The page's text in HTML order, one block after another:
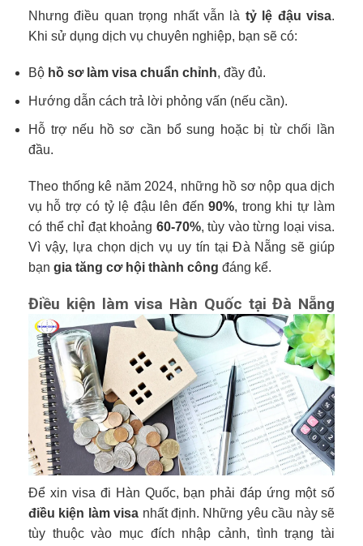
Nhưng điều quan trọng nhất vẫn là tỷ lệ đậu visa.
Khi sử dụng dịch vụ chuyên nghiệp, bạn sẽ có:
Bộ hồ sơ làm visa chuẩn chỉnh, đầy đủ.
Hướng dẫn cách trả lời phỏng vấn (nếu cần).
Hỗ trợ nếu hồ sơ cần bổ sung hoặc bị từ chối lần
đầu.
Theo thống kê năm 2024, những hồ sơ nộp qua dịch
vụ hỗ trợ có tỷ lệ đậu lên đến90%, trong khi tự làm
có thể chỉ đạt khoảng 60-70%, tùy vào từng loại visa.
Vì vậy, lựa chọn dịch vụ uy tín tại Đà Nẵng sẽ giúp
bạn gia tăng cơ hội thành công đáng kể.
Điều kiện làm visa Hàn Quốc tại Đà Nẵng
Để xin visa đi Hàn Quốc, bạn phải đáp ứng một số
điều kiện làm visa nhất định. Những yêu cầu này sẽ
tùy thuộc vào mục đích nhập cảnh, tình trạng tài